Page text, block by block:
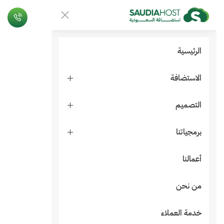
الرئيسية
الاستضافة
التصميم
برمجياتنا
أعمالنا
من نحن
خدمة العملاء